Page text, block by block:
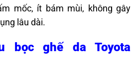
mốc, ít bám mùi, không gây
lâu dài.
bọc ghế da Toyota